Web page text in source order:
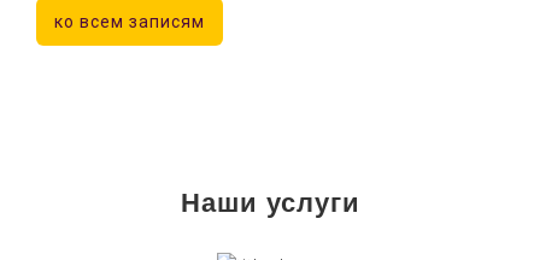
ко всем записям
Наши услуги